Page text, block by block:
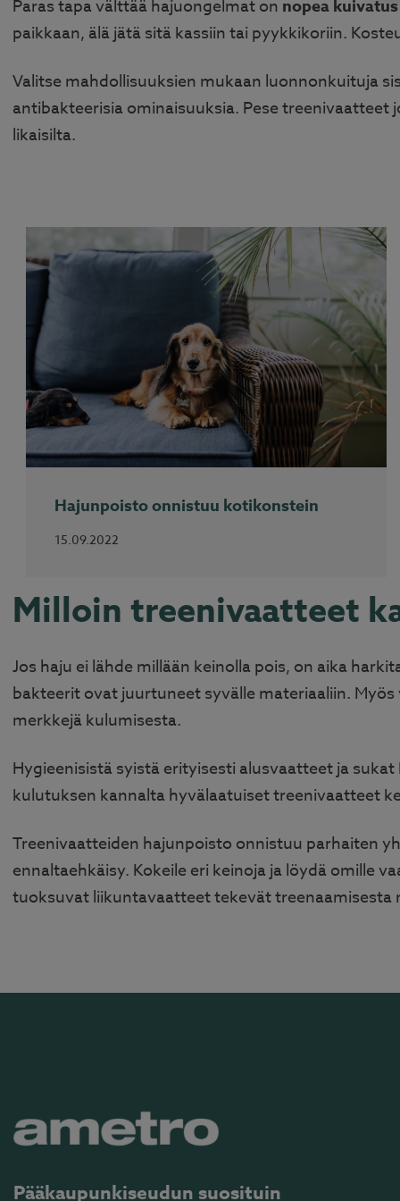
Paras tapa välttää hajuongelmat on nopea kuivatus
paikkaan, älä jätä sitä kassiin tai pyykkikoriin.
Valitse mahdollisuuksien mukaan luonnonkuituja
antibakteerisia ominaisuuksia. Pese
likaisilta.
Hajunpoisto onnistuu kotikonstein
15.09.2022
Milloin treenivaatteet
Jos haju ei lähde millään keinolla pois, on aika
bakteerit ovat juurtuneet syvälle materiaaliin.
merkkejä kulumisesta.
Hygieenisistä syistä erityisesti alusvaatteet ja
kulutuksen kannalta hyvälaatuiset treenivaatteet
Treenivaatteiden hajunpoisto onnistuu parhaiten
ennaltaehkäisy. Kokeile eri keinoja ja löydä omille
tuoksuvat liikuntavaatteet tekevät treenaamisesta
Pääkaupunkiseudun suosituin